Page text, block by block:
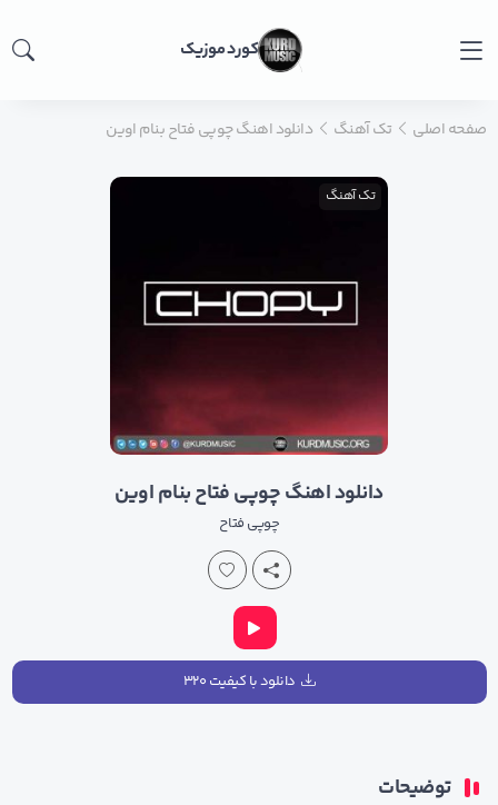
کورد موزیک
صفحه اصلی تک آهنگ دانلود اهنگ چوپی فتاح بنام اوین
تک آهنگ
دانلود اهنگ چوپی فتاح بنام اوین
چوپی فتاح
دانلود با کیفیت ۳۲۰
توضیحات